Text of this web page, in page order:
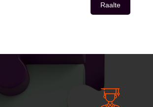
Raalte
INSIDE INFORMATIE